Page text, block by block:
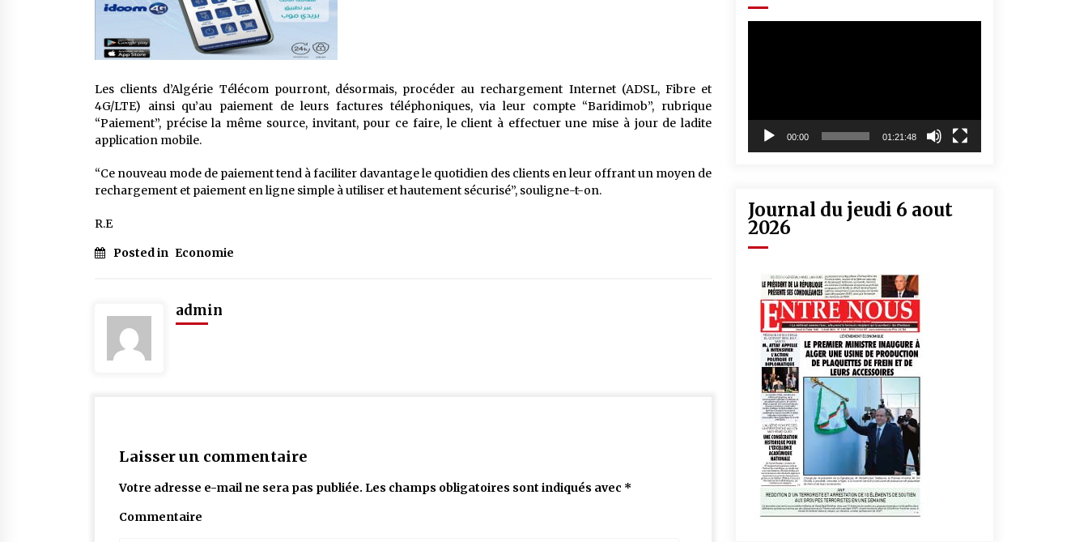
Les clients d’Algérie Télécom pourront, désormais, procéder au rechargement Internet (ADSL, Fibre et
4G/LTE) ainsi qu’au paiement de leurs factures téléphoniques, via leur compte “Baridimob”, rubrique
“Paiement”, précise la même source, invitant, pour ce faire, le client à effectuer une mise à jour de ladite
application mobile.
“Ce nouveau mode de paiement tend à faciliter davantage le quotidien des clients en leur offrant un moyen de
rechargement et paiement en ligne simple à utiliser et hautement sécurisé”, souligne-t-on.
R.E
Posted in Economie
admin
Laisser un commentaire
Votre adresse e-mail ne sera pas publiée. Les champs obligatoires sont indiqués avec *
Commentaire
00:00 01:21:48
Journal du jeudi 6 aout
2026